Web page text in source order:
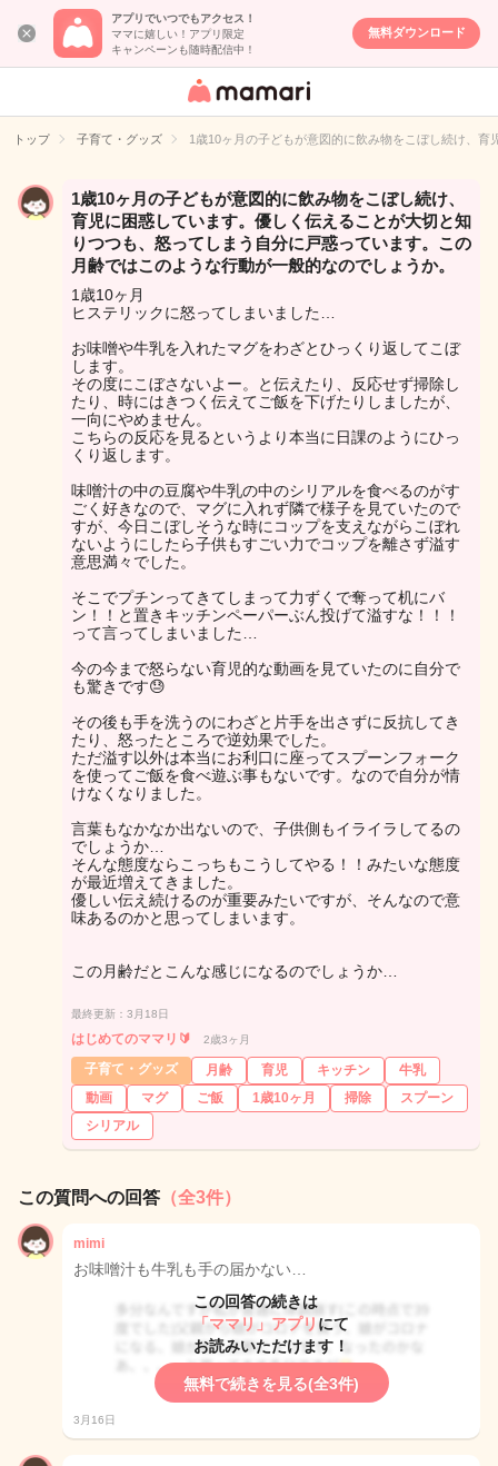
アプリでいつでもアクセス！
ママに嬉しい！アプリ限定
キャンペーンも随時配信中！
無料ダウンロード
女性専用匿名QA
イト
トップ 子育て・グッズ 1歳10ヶ月の子どもが意図的に飲み物をこぼし続け、
1歳10ヶ月の子どもが意図的に飲み物をこぼし続け、
育児に困惑しています。優しく伝えることが大切と知
りつつも、怒ってしまう自分に戸惑っています。この
月齢ではこのような行動が一般的なのでしょうか。
1歳10ヶ月
ヒステリックに怒ってしまいました…
お味噌や牛乳を入れたマグをわざとひっくり返してこぼ
します。
その度にこぼさないよー。と伝えたり、反応せず掃除し
たり、時にはきつく伝えてご飯を下げたりしましたが、
一向にやめません。
こちらの反応を見るというより本当に日課のようにひっ
くり返します。
味噌汁の中の豆腐や牛乳の中のシリアルを食べるのがす
ごく好きなので、マグに入れず隣で様子を見ていたので
すが、今日こぼしそうな時にコップを支えながらこぼれ
ないようにしたら子供もすごい力でコップを離さず溢す
意思満々でした。
そこでプチンってきてしまって力ずくで奪って机にバ
ン！！と置きキッチンペーパーぶん投げて溢すな！！！
って言ってしまいました…
今の今まで怒らない育児的な動画を見ていたのに自分で
も驚きです😓
その後も手を洗うのにわざと片手を出さずに反抗してき
たり、怒ったところで逆効果でした。
ただ溢す以外は本当にお利口に座ってスプーンフォーク
を使ってご飯を食べ遊ぶ事もないです。なので自分が情
けなくなりました。
言葉もなかなか出ないので、子供側もイライラしてるの
でしょうか…
そんな態度ならこっちもこうしてやる！！みたいな態度
が最近増えてきました。
優しい伝え続けるのが重要みたいですが、そんなので意
味あるのかと思ってしまいます。
この月齢だとこんな感じになるのでしょうか…
最終更新：3月18日
はじめてのママリ🔰 2歳3ヶ月
子育て・グッズ 月齢 育児 キッチン
牛乳
動画
マグ ご飯 1歳10ヶ月 掃除
スプーン
シリアル
この質問への回答 （全3件）
mimi
お味噌汁も牛乳も手の届かない…
この回答の続きは
「ママリ」アプリ にて
お読みいただけます！
無料で続きを見る(全3件)
3月16日